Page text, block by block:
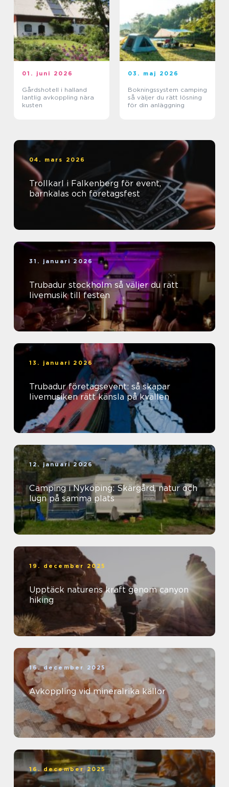
01. juni 2026
Gårdshotell i halland
lantlig avkoppling nära
kusten
03. maj 2026
Bokningssystem camping
så väljer du rätt lösning
för din anläggning
04. mars 2026
Trollkarl i Falkenberg för event,
barnkalas och företagsfest
31. januari 2026
Trubadur stockholm så väljer du rätt
livemusik till festen
13. januari 2026
Trubadur företagsevent: så skapar
livemusiken rätt känsla på kvällen
12. januari 2026
Camping i Nyköping: Skärgård, natur och
lugn på samma plats
19. december 2025
Upptäck naturens kraft genom canyon
hiking
16. december 2025
Avkoppling vid mineralrika källor
16. december 2025